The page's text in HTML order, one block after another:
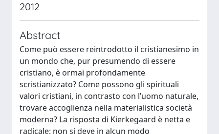
2012
Abstract
Come può essere reintrodotto il cristianesimo in
un mondo che, pur presumendo di essere
cristiano, è ormai profondamente
scristianizzato? Come possono gli spirituali
valori cristiani, in contrasto con l’uomo naturale,
trovare accoglienza nella materialistica società
moderna? La risposta di Kierkegaard è netta e
radicale: non si deve in alcun modo